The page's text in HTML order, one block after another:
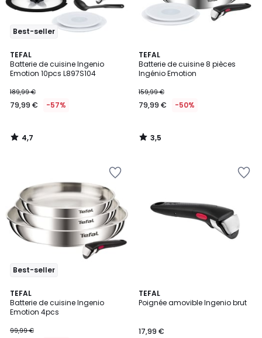
Best-seller
TEFAL
Batterie de cuisine Ingenio
Emotion 10pcs L897S104
€
au
de
189,99
réduction
appliquée.
189,99 €
79,99 € -57%
4,7
/ 5
4,7
/
TEFAL
Batterie de cuisine 8 pièces
Ingénio Emotion
159,99 €
79,99 € -50%
3,5
/ 5
3,5
/
Best-seller
TEFAL
Batterie de cuisine Ingenio
Emotion 4pcs
99,99 €
2
/
5
TEFAL
Poignée amovible Ingenio brut
17,99 €